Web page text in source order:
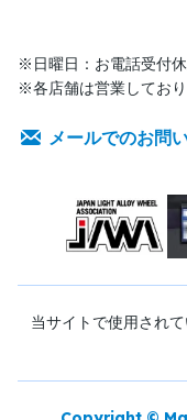
※日曜日：お電話受付
※各店舗は営業しており
メールでのお問
当サイトで使用され